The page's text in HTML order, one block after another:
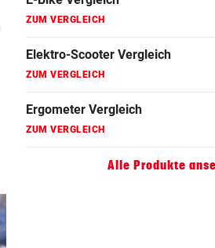
ZUM VERGLEICH
Hoverboard Vergleich
ZUM VERGLEICH
Kinderfahrrad Vergleich
ZUM VERGLEICH
Alle Produkte